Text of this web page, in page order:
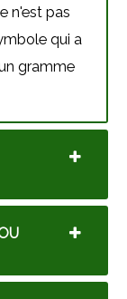
n'est pas
qui a
gramme